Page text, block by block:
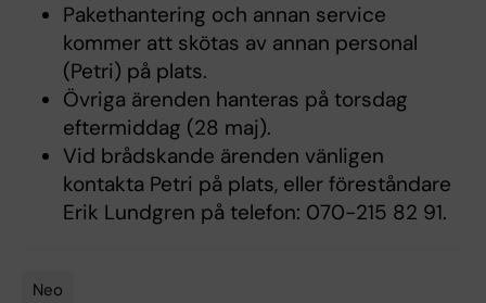
Pakethantering och annan service
kommer att skötas av annan personal
(Petri) på plats.
Övriga ärenden hanteras på torsdag
eftermiddag (28 maj).
Vid brådskande ärenden vänligen
kontakta Petri på plats, eller föreståndare
Erik Lundgren på telefon: 070-215 82 91.
Neo